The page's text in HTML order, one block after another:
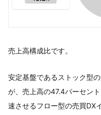
売上高構成比です。
安定基盤であるストック型
が、売上高の47.4パーセン
速させるフロー型の売買DX